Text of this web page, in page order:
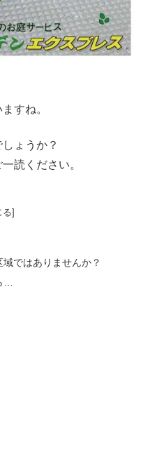
すね。
ょうか？
読ください。
ではありませんか？
…